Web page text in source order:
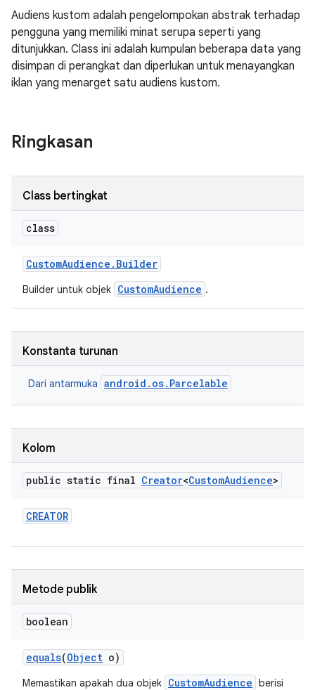
Audiens kustom adalah pengelompokan abstrak terhadap
pengguna yang memiliki minat serupa seperti yang
ditunjukkan. Class ini adalah kumpulan beberapa data yang
disimpan di perangkat dan diperlukan untuk menayangkan
iklan yang menarget satu audiens kustom.
Ringkasan
Class bertingkat
class
CustomAudience . Builder
Builder untuk objek CustomAudience .
Konstanta turunan
Dari antarmuka android.os.Parcelable
Kolom
public static final Creator<CustomAudience>
CREATOR
Metode publik
boolean
equals(Object o)
Memastikan apakah dua objek CustomAudience berisi